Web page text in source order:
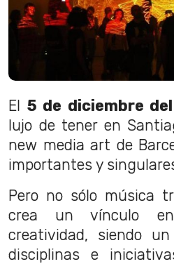
El 5 de diciembre
lujo de tener en
new media art de
importantes y
Pero no sólo música
crea un vínculo
creatividad, siendo
disciplinas e